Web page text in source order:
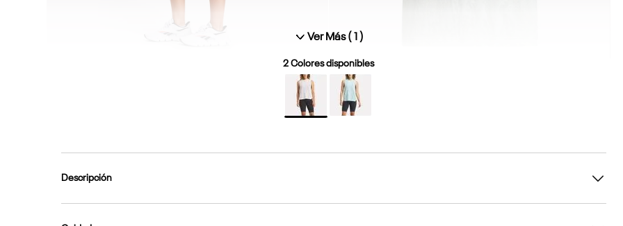
Ver Más ( 1)
2Colores disponibles
Descripción